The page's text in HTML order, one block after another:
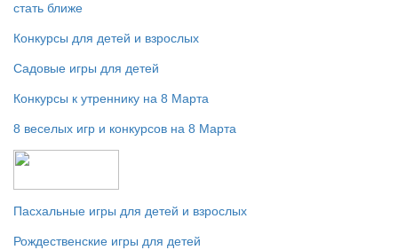
стать ближе
Конкурсы для детей и взрослых
Садовые игры для детей
Конкурсы к утреннику на 8 Марта
8 веселых игр и конкурсов на 8 Марта
Пасхальные игры для детей и взрослых
Рождественские игры для детей